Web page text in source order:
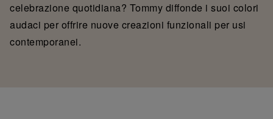
celebrazione quotidiana? Tommy diffonde i suoi colori
audaci per offrire nuove creazioni funzionali per usi
contemporanei.